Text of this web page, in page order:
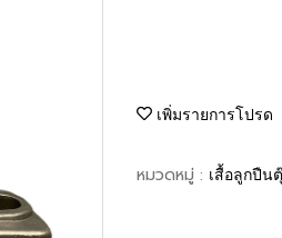
เพิ่มรายการโปรด
หมวดหมู่ : เสื้อลูกปืน